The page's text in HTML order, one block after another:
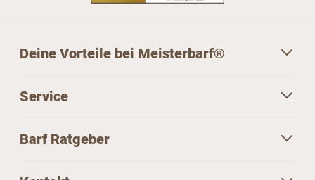
Deine Vorteile bei Meisterbarf®
Service
Barf Ratgeber